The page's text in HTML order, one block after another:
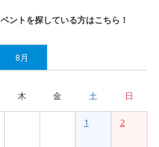
ントを探している方はこちら！
8月
木 金 土 日
1 2